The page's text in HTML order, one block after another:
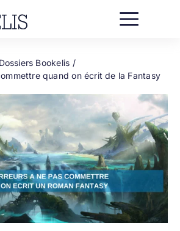
Dossiers Bookelis
quand on écrit de la Fantasy